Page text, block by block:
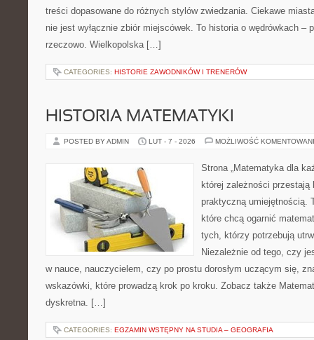
treści dopasowane do różnych stylów zwiedzania. Ciekawe
nie jest wyłącznie zbiór miejscówek. To historia o wędrówkach –
rzeczowo. Wielkopolska […]
CATEGORIES: HISTORIE ZAWODNIKÓW I TRENERÓW
HISTORIA MATEMATYKI
POSTED BY ADMIN LUT - 7 - 2026 MOŻLIWOŚĆ
Strona „Matematyka dla
której zależności
praktyczną umiejętnością.
które chcą ogarnić
tych, którzy potrzebują
Niezależnie od tego, czy
w nauce, nauczycielem, czy po prostu dorosłym uczącym się,
wskazówki, które prowadzą krok po kroku. Zobacz także
dyskretna. […]
CATEGORIES: EGZAMIN WSTĘPNY NA STUDIA – GEOGRAFIA